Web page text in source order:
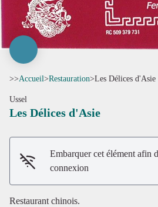
>>Accueil>Restauration>Les Délices d'Asie
Ussel
Les Délices d'Asie
Embarquer cet élément afin
connexion
Restaurant chinois.